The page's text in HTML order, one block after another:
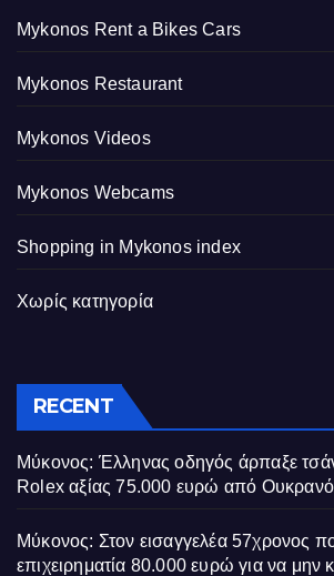
Mykonos Rent a Bikes Cars
Mykonos Restaurant
Mykonos Videos
Mykonos Webcams
Shopping in Mykonos index
Χωρίς κατηγορία
RECENT
Μύκονος: Έλληνας οδηγός άρπαξε
Rolex αξίας 75.000 ευρώ από Ουκρανό
Μύκονος: Στον εισαγγελέα 57χρονος
επιχειρηματία 80.000 ευρώ για να μην